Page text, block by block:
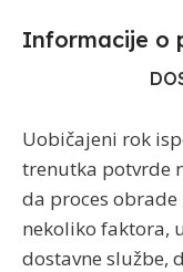
Informacije o
Uobičajeni rok
trenutka potvrde
da proces
nekoliko faktora,
dostavne službe,